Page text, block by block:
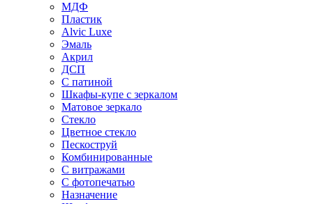
МДФ
Пластик
Alvic Luxe
Эмаль
Акрил
ДСП
С патиной
Шкафы-купе с зеркалом
Матовое зеркало
Стекло
Цветное стекло
Пескоструй
Комбинированные
С витражами
С фотопечатью
Назначение